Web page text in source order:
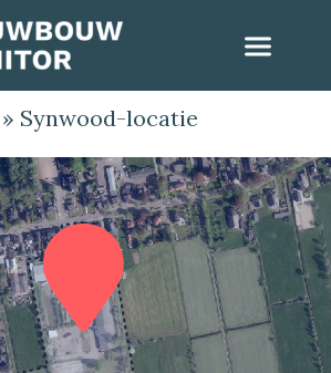
» Synwood-locatie